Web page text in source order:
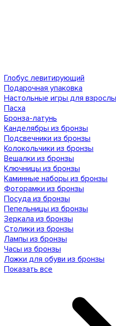
Глобус левитирующий
Подарочная упаковка
Настольные игры для
Пасха
Бронза-латунь
Канделябры из бронзы
Подсвечники из бронзы
Колокольчики из бронзы
Вешалки из бронзы
Ключницы из бронзы
Каминные наборы из бронзы
Фоторамки из бронзы
Посуда из бронзы
Пепельницы из бронзы
Зеркала из бронзы
Столики из бронзы
Лампы из бронзы
Часы из бронзы
Ложки для обуви из бронзы
Показать все